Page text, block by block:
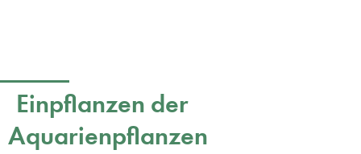
Einpflanzen der
Aquarienpflanzen